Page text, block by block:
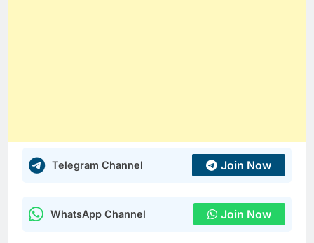
Telegram Channel Join Now
WhatsApp Channel Join Now